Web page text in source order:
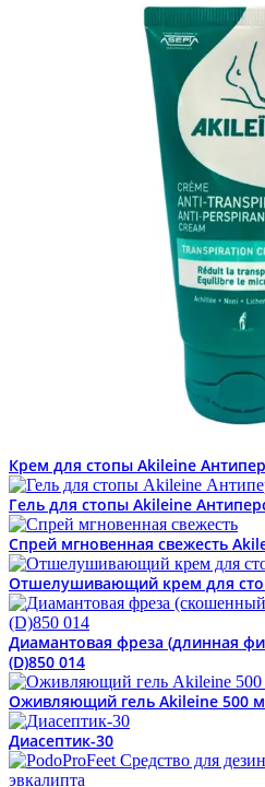
Крем для стопы Akileine
Гель для стопы Akileine
Спрей мгновенная свежесть
Отшелушивающий крем для
Диамантовая фреза (длинная
(D)850 014
Оживляющий гель Akileine 500
Диасептик-30